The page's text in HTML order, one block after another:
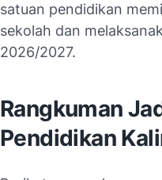
satuan pendidikan
sekolah dan
2026/2027.
Rangkuman
Pendidikan